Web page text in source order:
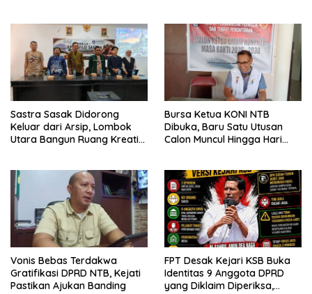
Kunjung Tuntas
Sastra Sasak Didorong
Keluar dari Arsip, Lombok
Utara Bangun Ruang Kreatif
Bursa Ketua KONI NTB
Dibuka, Baru Satu Utusan
Calon Muncul Hingga Hari
Vonis Bebas Terdakwa
Gratifikasi DPRD NTB, Kejati
Pastikan Ajukan Banding
FPT Desak Kejari KSB Buka
Identitas 9 Anggota DPRD
yang Diklaim Diperiksa,